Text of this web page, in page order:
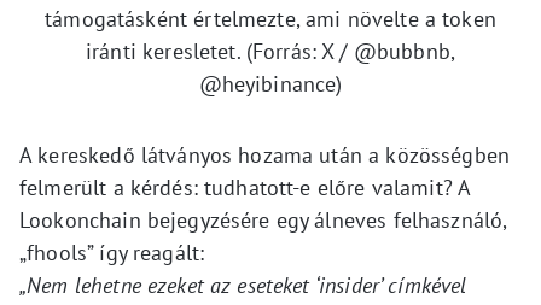
támogatásként értelmezte, ami növelte a token
iránti keresletet. (Forrás: X / @bubbnb,
@heyibinance)
A kereskedő látványos hozama után a közösségben
felmerült a kérdés: tudhatott-e előre valamit? A
Lookonchain bejegyzésére egy álneves felhasználó,
„fhools” így reagált:
„Nem lehetne ezeket az eseteket ‘insider’ címkével